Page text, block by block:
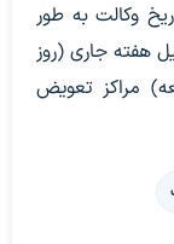
و تاریخ وکالت به طور
هفته جاری (روز
مراکز تعویض